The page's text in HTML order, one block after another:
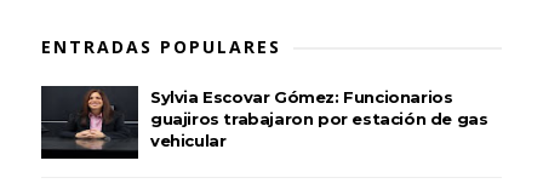
ENTRADAS POPULARES
Sylvia Escovar Gómez: Funcionarios
guajiros trabajaron por estación de gas
vehicular